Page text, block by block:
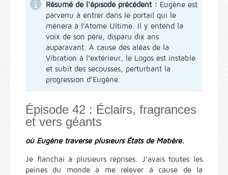
Résumé de l'épisode précédent : Eugène est
parvenu à entrer dans le portail qui le
mènera à l’Atome Ultime. Il y entend la
voix de son père, disparu dix ans
auparavant. À cause des aléas de la
Vibration à l’extérieur, le Logos est instable
et subit des secousses, perturbant la
progression d’Eugène.
Épisode 42 : Éclairs, fragrances
et vers géants
où Eugène traverse plusieurs États de Matière.
Je flanchai à plusieurs reprises. J’avais toutes les
peines du monde à me relever à cause de la